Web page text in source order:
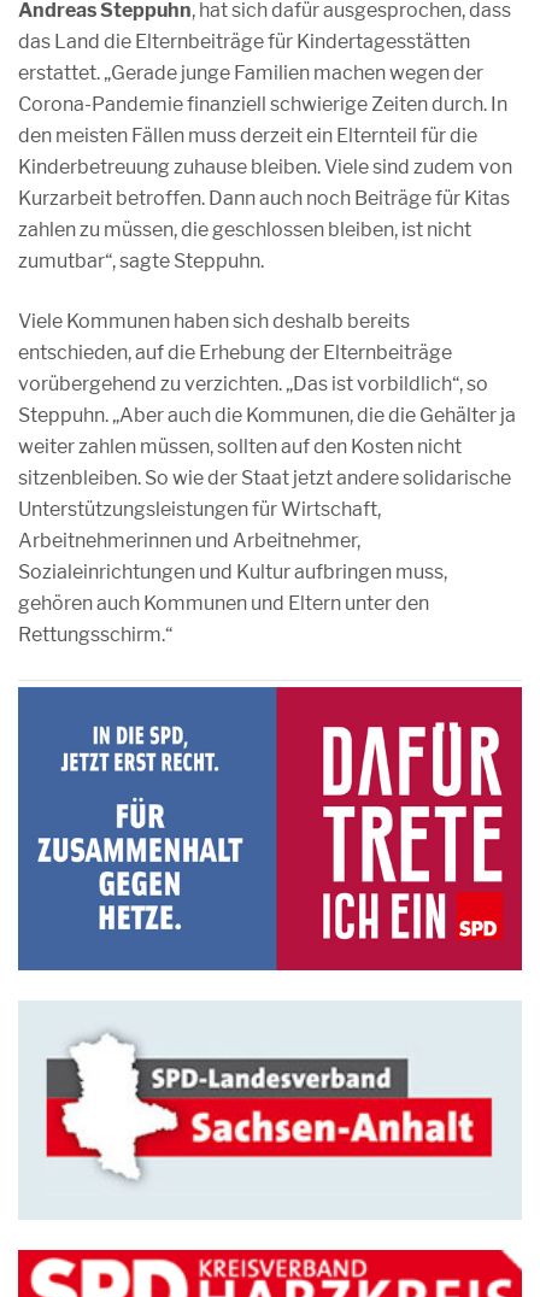
Andreas Steppuhn, hat sich dafür ausgesprochen, dass
das Land die Elternbeiträge für Kindertagesstätten
erstattet. „Gerade junge Familien machen wegen der
Corona-Pandemie finanziell schwierige Zeiten durch. In
den meisten Fällen muss derzeit ein Elternteil für die
Kinderbetreuung zuhause bleiben. Viele sind zudem von
Kurzarbeit betroffen. Dann auch noch Beiträge für Kitas
zahlen zu müssen, die geschlossen bleiben, ist nicht
zumutbar“, sagte Steppuhn.
Viele Kommunen haben sich deshalb bereits
entschieden, auf die Erhebung der Elternbeiträge
vorübergehend zu verzichten. „Das ist vorbildlich“, so
Steppuhn. „Aber auch die Kommunen, die die Gehälter ja
weiter zahlen müssen, sollten auf den Kosten nicht
sitzenbleiben. So wie der Staat jetzt andere solidarische
Unterstützungsleistungen für Wirtschaft,
Arbeitnehmerinnen und Arbeitnehmer,
Sozialeinrichtungen und Kultur aufbringen muss,
gehören auch Kommunen und Eltern unter den
Rettungsschirm.“